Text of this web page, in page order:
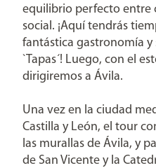
equilibrio perfecto entre
social. ¡Aquí tendrás
fantástica gastronomía y
`Tapas´! Luego, con el
dirigiremos a Ávila.
Una vez en la ciudad
Castilla y León, el tour
las murallas de Ávila, y
de San Vicente y la